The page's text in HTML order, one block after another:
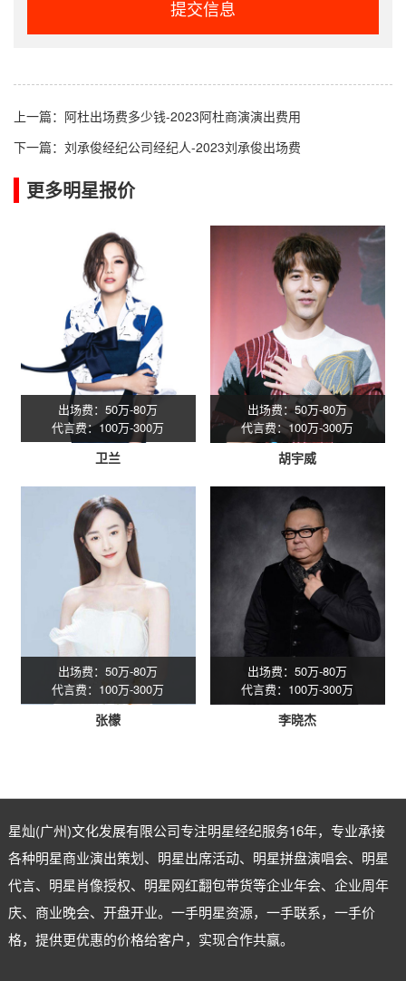
提交信息
上一篇： 阿杜出场费多少钱-2023阿杜商演演出费用
下一篇： 刘承俊经纪公司经纪人-2023刘承俊出场费
更多明星报价
出场费：50万-80万
代言费：100万-300万
卫兰
出场费：50万-80万
代言费：100万-300万
胡宇威
出场费：50万-80万
代言费：100万-300万
张檬
出场费：50万-80万
代言费：100万-300万
李晓杰
星灿(广州)文化发展有限公司专注明星经纪服务16年，专业承接
各种明星商业演出策划、明星出席活动、明星拼盘演唱会、明星
代言、明星肖像授权、明星网红翻包带货等企业年会、企业周年
庆、商业晚会、开盘开业。一手明星资源，一手联系，一手价
格，提供更优惠的价格给客户，实现合作共赢。